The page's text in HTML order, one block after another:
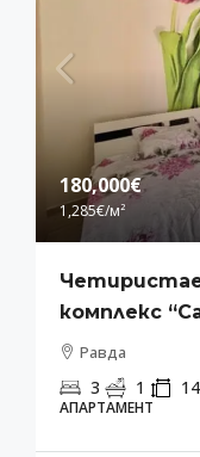
180,000€
1,285€/м²
комплекс
Равда
3 1
АПАРТАМЕНТ